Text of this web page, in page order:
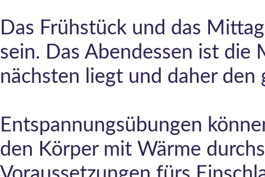
Das Frühstück und das
sein. Das Abendessen ist die
nächsten liegt und daher
Entspannungsübungen
den Körper mit Wärme